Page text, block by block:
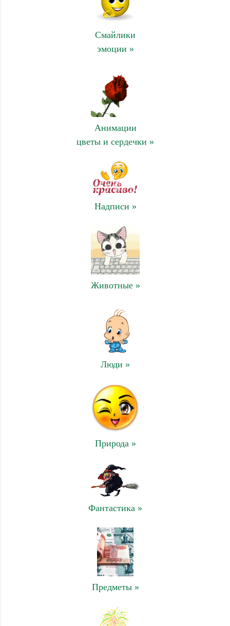
Смайлики
эмоции »
Анимации
цветы и сердечки »
Надписи »
Животные »
Люди »
Природа »
Фантастика »
Предметы »